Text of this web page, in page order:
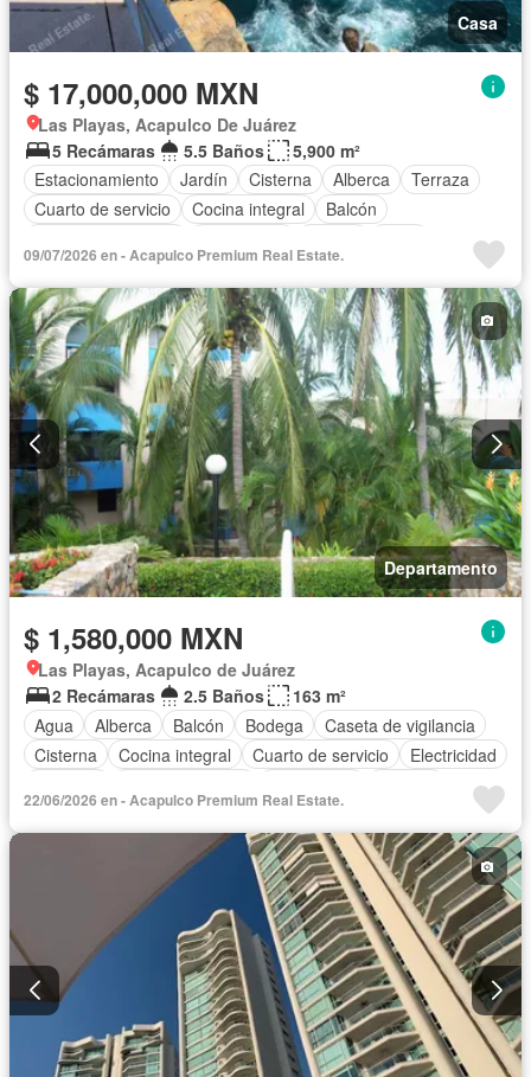
Casa
$ 17,000,000 MXN
Las Playas, Acapulco De Juárez
5 Recámaras
5.5 Baños
5,900 m²
Estacionamiento
Jardín Cisterna Alberca
Terraza
Cuarto de servicio
Cocina integral
Balcón
Cuarto de Limpieza
Televisión por cable
Asador
Zonas verdes Vista panorámica Sin amueblar
09/07/2026 en - Acapulco Premium Real Estate.
Departamento
$ 1,580,000 MXN
Las Playas, Acapulco de Juárez
2 Recámaras
2.5 Baños
163 m²
Agua
Alberca Balcón Bodega
Caseta de vigilancia
Cisterna
Cocina integral Cuarto de servicio
Electricidad
Jardín
Recámara con closet
Sala polivalente
Televisión por cable Sin amueblar
22/06/2026 en - Acapulco Premium Real Estate.